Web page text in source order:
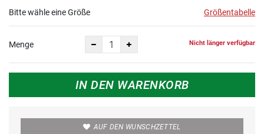
Bitte wähle eine Größe
Größentabelle
Menge Nicht länger verfügbar
IN DEN WARENKORB
AUF DEN WUNSCHZETTEL